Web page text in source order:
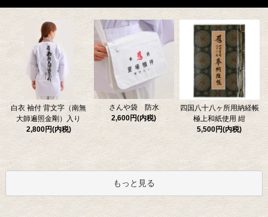
白衣 袖付 背文字（南無
大師遍照金剛）入り
2,800円(内税)
さんや袋 防水
2,600円(内税)
四国八十八ヶ所用納経帳
極上和紙使用 紺
5,500円(内税)
もっと見る